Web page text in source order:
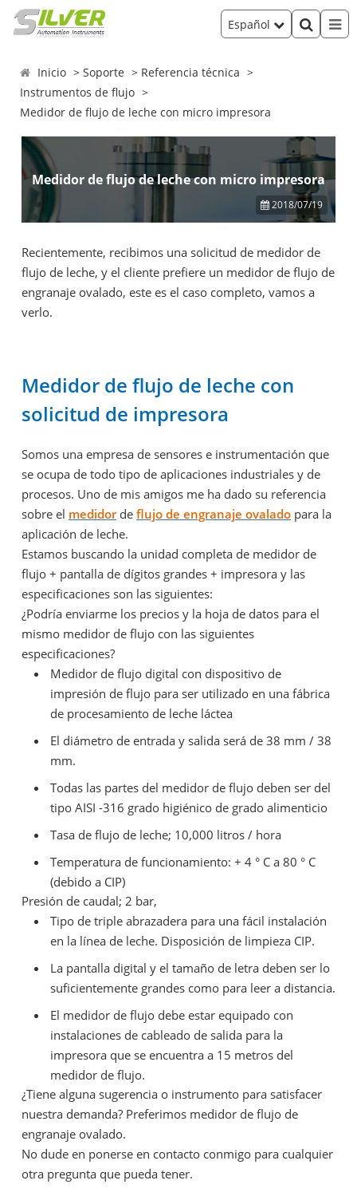
Español
Inicio Soporte
Referencia técnica
Instrumentos de flujo
Medidor de flujo de leche con micro impresora
Medidor de flujo de leche con micro impresora
2018/07/19
Recientemente, recibimos una solicitud de medidor de
flujo de leche, y el cliente prefiere un medidor de flujo de
engranaje ovalado, este es el caso completo, vamos a
verlo.
Medidor de flujo de leche con
solicitud de impresora
Somos una empresa de sensores e instrumentación que
se ocupa de todo tipo de aplicaciones industriales y de
procesos. Uno de mis amigos me ha dado su referencia
sobre el medidorde flujo de engranaje ovalado para la
aplicación de leche.
Estamos buscando la unidad completa de medidor de
flujo + pantalla de dígitos grandes + impresora y las
especificaciones son las siguientes:
¿Podría enviarme los precios y la hoja de datos para el
mismo medidor de flujo con las siguientes
especificaciones?
Medidor de flujo digital con dispositivo de
impresión de flujo para ser utilizado en una fábrica
de procesamiento de leche láctea
El diámetro de entrada y salida será de 38 mm / 38
mm.
Todas las partes del medidor de flujo deben ser del
tipo AISI -316 grado higiénico de grado alimenticio
Tasa de flujo de leche; 10,000 litros / hora
Temperatura de funcionamiento: + 4 ° C a 80 ° C
(debido a CIP)
Presión de caudal; 2 bar,
Tipo de triple abrazadera para una fácil instalación
en la línea de leche. Disposición de limpieza CIP.
La pantalla digital y el tamaño de letra deben ser lo
suficientemente grandes como para leer a distancia.
El medidor de flujo debe estar equipado con
instalaciones de cableado de salida para la
impresora que se encuentra a 15 metros del
medidor de flujo.
¿Tiene alguna sugerencia o instrumento para satisfacer
nuestra demanda? Preferimos medidor de flujo de
engranaje ovalado.
No dude en ponerse en contacto conmigo para cualquier
otra pregunta que pueda tener.